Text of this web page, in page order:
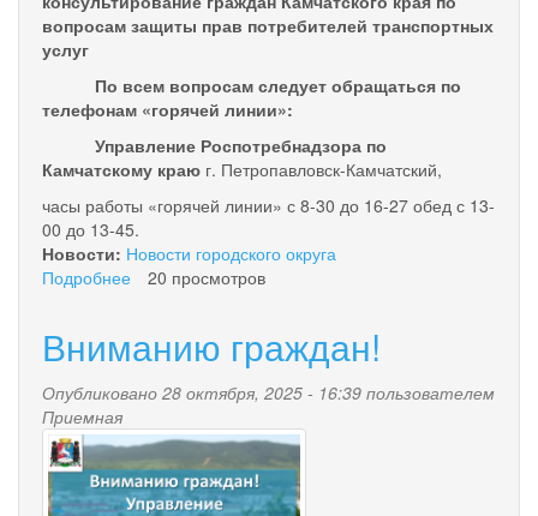
вопросам защиты прав потребителей транспортных
услуг
По всем вопросам следует обращаться по
телефонам «горячей линии»:
Управление Роспотребнадзора по
Камчатскому краю г. Петропавловск-Камчатский,
часы работы «горячей линии» с 8-30 до 16-27 обед с 13-
00 до 13-45.
Новости: Новости городского округа
Подробнее
20 просмотров
Вниманию граждан!
Опубликовано 28 октября, 2025 - 16:39 пользователем
Приемная